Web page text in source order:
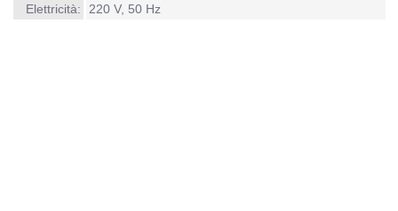
Elettricità:
220 V, 50 Hz